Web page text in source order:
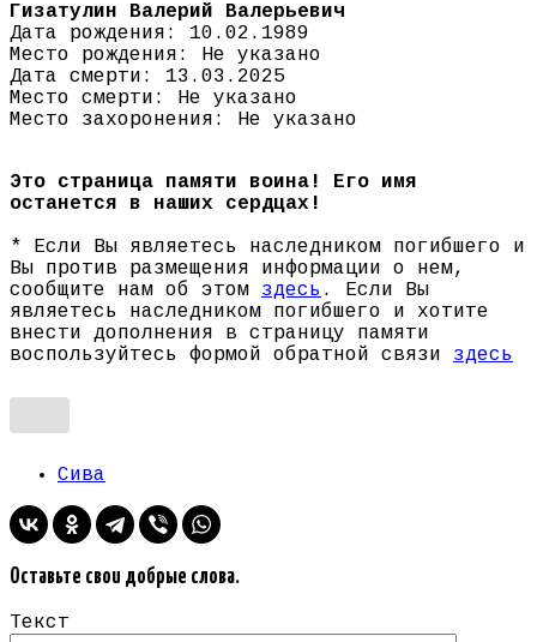
Гизатулин Валерий Валерьевич
Дата рождения: 10.02.1989
Место рождения: Не указано
Дата смерти: 13.03.2025
Место смерти: Не указано
Место захоронения: Не указано
Это страница памяти воина! Его имя
останется в наших сердцах!
* Если Вы являетесь наследником погибшего и
Вы против размещения информации о нем,
сообщите нам об этом здесь . Если Вы
являетесь наследником погибшего и хотите
внести дополнения в страницу памяти
воспользуйтесь формой обратной связи здесь
Сива
Оставьте свои добрые слова.
Текст